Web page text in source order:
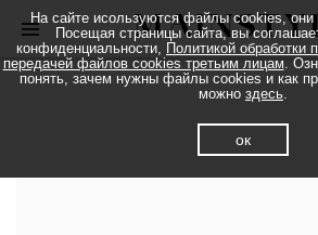
На сайте исользуются файлы cookies,
Посещая страницы сайта, вы
конфиденциальности, Политикой обработки
передачей файлов cookies третьим лицам.
понять, зачем нужны файлы cookies и как
можно здесь.
ок